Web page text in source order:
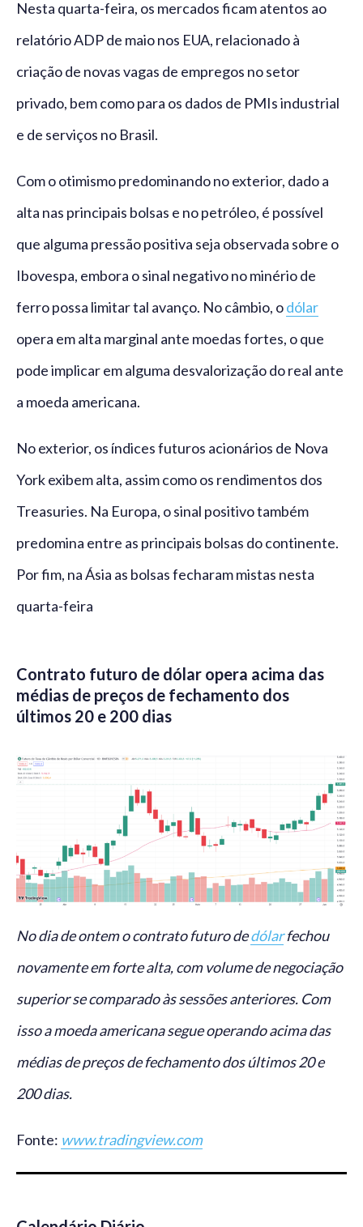
Nesta quarta-feira, os mercados ficam atentos ao
relatório ADP de maio nos EUA, relacionado à
criação de novas vagas de empregos no setor
privado, bem como para os dados de PMIs industrial
e de serviços no Brasil.
Com o otimismo predominando no exterior, dado a
alta nas principais bolsas e no petróleo, é possível
que alguma pressão positiva seja observada sobre o
Ibovespa, embora o sinal negativo no minério de
ferro possa limitar tal avanço. No câmbio, odólar
opera em alta marginal ante moedas fortes, o que
pode implicar em alguma desvalorização do real ante
a moeda americana.
No exterior, os índices futuros acionários de Nova
York exibem alta, assim como os rendimentos dos
Treasuries. Na Europa, o sinal positivo também
predomina entre as principais bolsas do continente.
Por fim, na Ásia as bolsas fecharam mistas nesta
quarta-feira
Contrato futuro de dólar opera acima das
médias de preços de fechamento dos
últimos 20 e 200 dias
No dia de ontem o contrato futuro dedólarfechou
novamente em forte alta, com volume de negociação
superior se comparado às sessões anteriores. Com
isso a moeda americana segue operando acima das
médias de preços de fechamento dos últimos 20 e
200 dias.
Fonte: www.tradingview.com